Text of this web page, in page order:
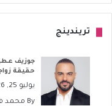
تريندينج
جوزيف
حقيقة زواجه في 2026
يوليو 25, 2026
By محمد